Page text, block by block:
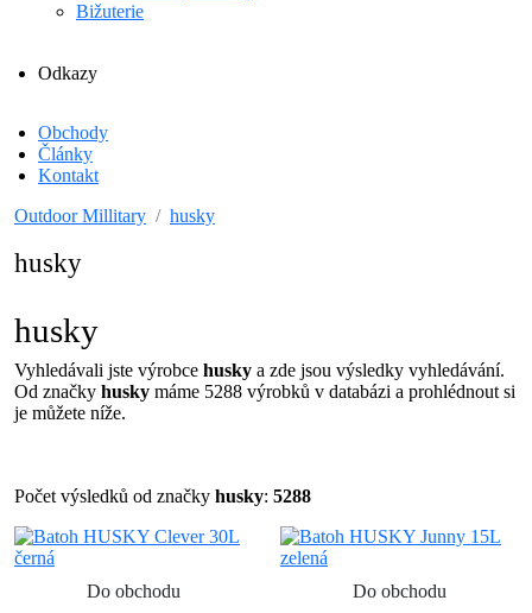
Bižuterie
Odkazy
Obchody
Články
Kontakt
Outdoor Millitary
husky
husky
husky
Vyhledávali jste výrobce husky a zde jsou výsledky vyhledávání.
Od značky husky máme 5288 výrobků v databázi a prohlédnout si
je můžete níže.
Počet výsledků od značky husky: 5288
Do obchodu
Do obchodu